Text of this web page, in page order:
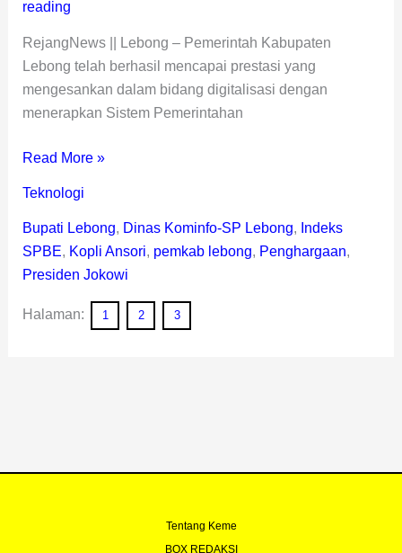
reading
RejangNews || Lebong – Pemerintah Kabupaten
Lebong telah berhasil mencapai prestasi yang
mengesankan dalam bidang digitalisasi dengan
menerapkan Sistem Pemerintahan
Read More »
Teknologi
Bupati Lebong, Dinas Kominfo-SP Lebong, Indeks
SPBE, Kopli Ansori, pemkab lebong, Penghargaan,
Presiden Jokowi
Halaman: 1 2 3
Tentang Keme
BOX REDAKSI